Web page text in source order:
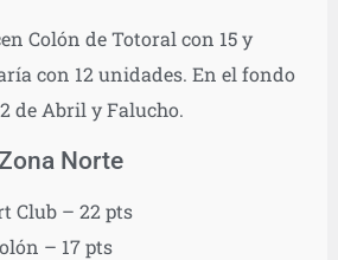
Colón de Totoral con 15 y
con 12 unidades. En el fondo
de Abril y Falucho.
Norte
Club – 22 pts
– 17 pts